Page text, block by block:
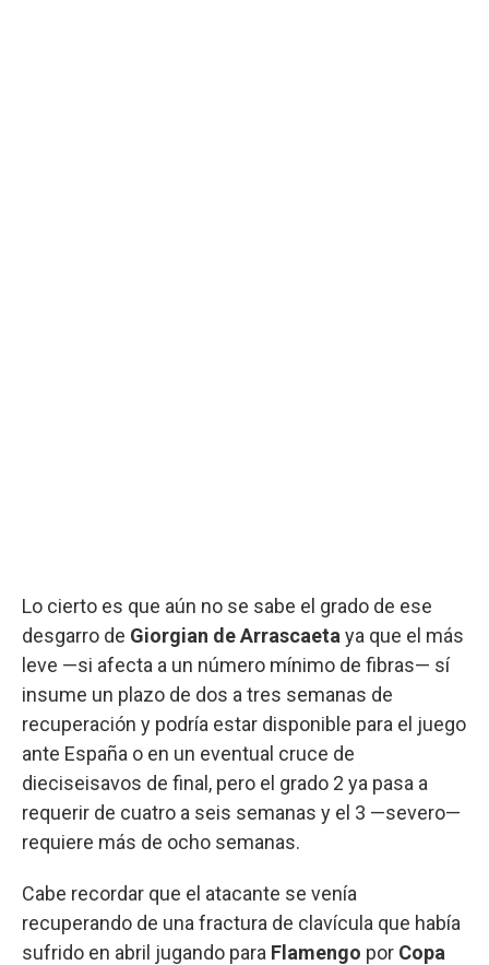
Lo cierto es que aún no se sabe el grado de ese
desgarro de Giorgian de Arrascaeta ya que el más
leve —si afecta a un número mínimo de fibras— sí
insume un plazo de dos a tres semanas de
recuperación y podría estar disponible para el juego
ante España o en un eventual cruce de
dieciseisavos de final, pero el grado 2 ya pasa a
requerir de cuatro a seis semanas y el 3 —severo—
requiere más de ocho semanas.
Cabe recordar que el atacante se venía
recuperando de una fractura de clavícula que había
sufrido en abril jugando para Flamengo por Copa